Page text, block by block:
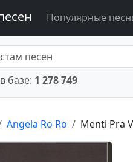
Популярные
базе: 1 278 749
Angela Ro Ro Menti Pra